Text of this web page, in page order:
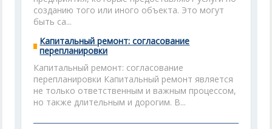
созданию того или иного объекта. Это могут
быть са...
Капитальный ремонт: согласование
перепланировки
Капитальный ремонт: согласование
перепланировки Капитальный ремонт является
не только ответственным и важным процессом,
но также длительным и дорогим. В...